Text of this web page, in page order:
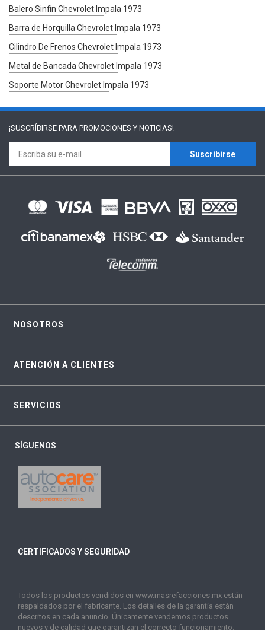
Balero Sinfin Chevrolet Impala 1973
Barra de Horquilla Chevrolet Impala 1973
Cilindro De Frenos Chevrolet Impala 1973
Metal de Bancada Chevrolet Impala 1973
Soporte Motor Chevrolet Impala 1973
¡SUSCRÍBIRSE PARA PROMOCIONES Y NOTICIAS!
Suscríbirse
NOSOTROS
ATENCIÓN A CLIENTES
SERVICIOS
SÍGUENOS
CERTIFICADOS Y SEGURIDAD
Todos los productos vendidos en www.masrefacciones.mx están
respaldados por el fabricante. Los detalles de la garantía están
descritos en cada anuncio. Únicamente vendemos productos
nuevos y de calidad que garantizan el correcto funcionamiento.